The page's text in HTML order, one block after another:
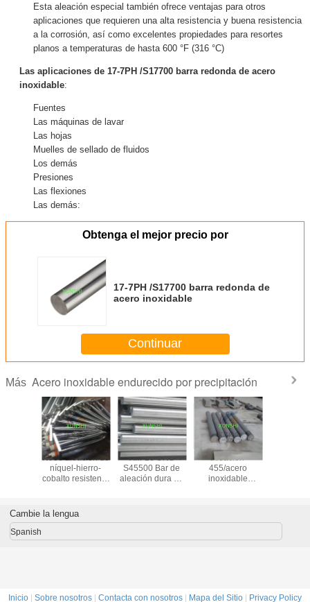
Esta aleación especial también ofrece ventajas para otros
aplicaciones que requieren una alta resistencia y buena resistencia
a la corrosión, así como excelentes propiedades para resortes
planos a temperaturas de hasta 600 °F (316 °C)
Las aplicaciones de 17-7PH /S17700 barra redonda de acero
inoxidable:
Fuentes
Las máquinas de lavar
Las hojas
Muelles de sellado de fluidos
Los demás
Presiones
Las flexiones
Las demás:
Obtenga el mejor precio por
17-7PH /S17700 barra redonda de
acero inoxidable
Continuar
Más Acero inoxidable endurecido por precipitación
por
903
N903 aleación de
níquel-hierro-
cobalto resistente
XM-16 UNS
S45500 Bar de
aleación dura de
Aleación
455/acero
inoxidable
brillante
Cambie la lengua
Spanish
Inicio | Sobre nosotros | Contacta con nosotros | Mapa del Sitio | Privacy Policy